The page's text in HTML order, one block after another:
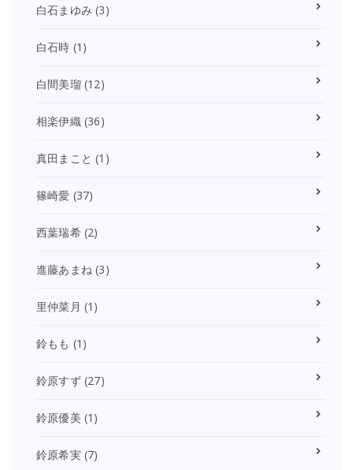
白石まゆみ (3)
白石時 (1)
白間美瑠(12)
相楽伊織(36)
真田まこと (1)
篠崎愛 (37)
西葉瑞希(2)
進藤あまね (3)
里仲菜月 (1)
鈴もも (1)
鈴原すず(27)
鈴原優美 (1)
鈴原希実(7)